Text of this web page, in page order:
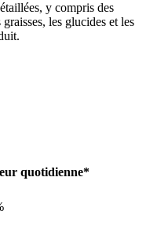
y compris des
les glucides et les
quotidienne*